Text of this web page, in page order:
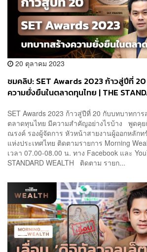
20 ตุลาคม 2023
ชมคลิป: SET Awards 2023 ก้าวสู่ปีที่
ความยั่งยืนในตลาดทุนไทย | THE
SET Awards 2023 ก้าวสู่ปีที่ 20 กับบทบาทกา
ตลาดทุนไทย มีความสำคัญอย่างไรบ้าง พูดคุย
ณรงค์ รองผู้จัดการ หัวหน้าสายงานผู้ออกหลัก
แห่งประเทศไทย ติดตามรายการ Morning
เวลา 07.00-08.00 น. ทาง Facebook และ
STANDARD WEALTH ติดตาม รายก...